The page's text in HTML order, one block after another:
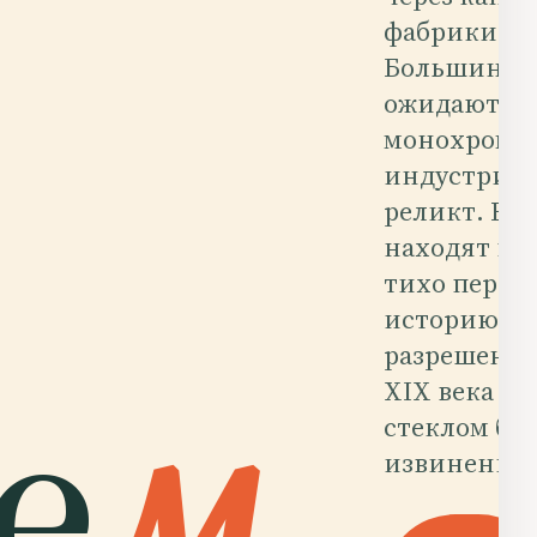
фабрики
ожидают
реликт.
находят
тихо
историю
XIX века
стеклом